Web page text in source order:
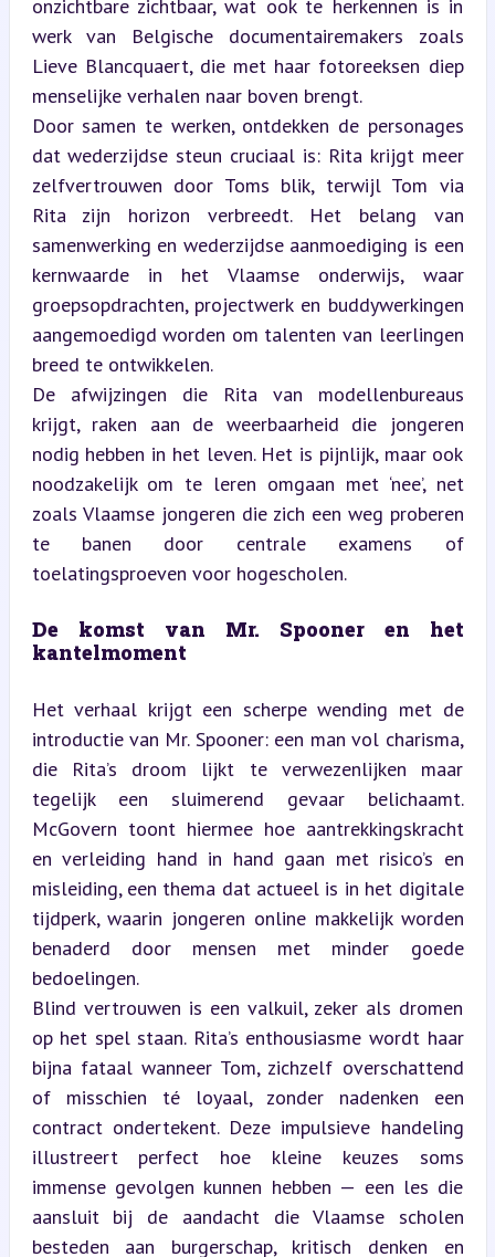
onzichtbare zichtbaar, wat ook te herkennen is in
werk van Belgische documentairemakers zoals
Lieve Blancquaert, die met haar fotoreeksen diep
menselijke verhalen naar boven brengt.
Door samen te werken, ontdekken de personages
dat wederzijdse steun cruciaal is: Rita krijgt meer
zelfvertrouwen door Toms blik, terwijl Tom via
Rita zijn horizon verbreedt. Het belang van
samenwerking en wederzijdse aanmoediging is een
kernwaarde in het Vlaamse onderwijs, waar
groepsopdrachten, projectwerk en buddywerkingen
aangemoedigd worden om talenten van leerlingen
breed te ontwikkelen.
De afwijzingen die Rita van modellenbureaus
krijgt, raken aan de weerbaarheid die jongeren
nodig hebben in het leven. Het is pijnlijk, maar ook
noodzakelijk om te leren omgaan met ‘nee’, net
zoals Vlaamse jongeren die zich een weg proberen
te banen door centrale examens of
toelatingsproeven voor hogescholen.
De komst van Mr. Spooner en het
kantelmoment
Het verhaal krijgt een scherpe wending met de
introductie van Mr. Spooner: een man vol charisma,
die Rita’s droom lijkt te verwezenlijken maar
tegelijk een sluimerend gevaar belichaamt.
McGovern toont hiermee hoe aantrekkingskracht
en verleiding hand in hand gaan met risico’s en
misleiding, een thema dat actueel is in het digitale
tijdperk, waarin jongeren online makkelijk worden
benaderd door mensen met minder goede
bedoelingen.
Blind vertrouwen is een valkuil, zeker als dromen
op het spel staan. Rita’s enthousiasme wordt haar
bijna fataal wanneer Tom, zichzelf overschattend
of misschien té loyaal, zonder nadenken een
contract ondertekent. Deze impulsieve handeling
illustreert perfect hoe kleine keuzes soms
immense gevolgen kunnen hebben — een les die
aansluit bij de aandacht die Vlaamse scholen
besteden aan burgerschap, kritisch denken en